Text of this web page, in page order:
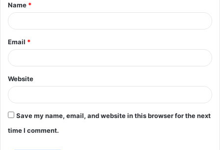
*
Name *
Email *
Website
Save my name, email, and website in this browser for the next
time I comment.